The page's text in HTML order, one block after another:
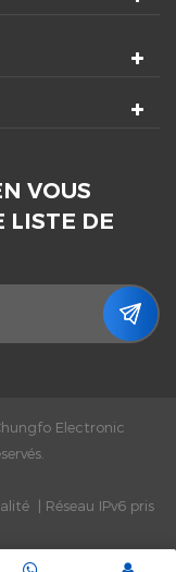
VOUS
LISTE DE
Electronic
| Réseau IPv6 pris